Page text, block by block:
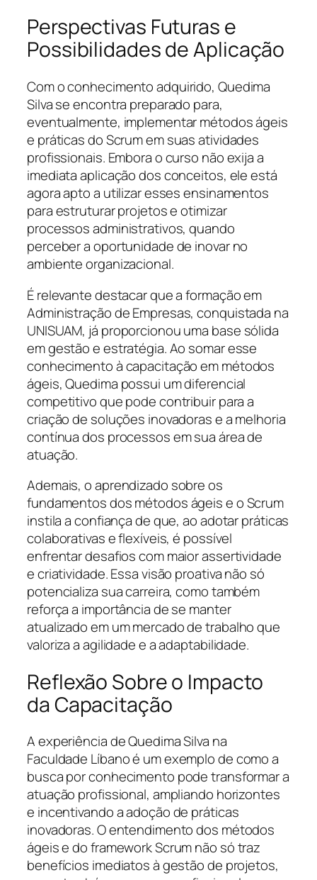
Perspectivas Futuras e
Possibilidades de Aplicação
Com o conhecimento adquirido, Quedima
Silva se encontra preparado para,
eventualmente, implementar métodos ágeis
e práticas do Scrum em suas atividades
profissionais. Embora o curso não exija a
imediata aplicação dos conceitos, ele está
agora apto a utilizar esses ensinamentos
para estruturar projetos e otimizar
processos administrativos, quando
perceber a oportunidade de inovar no
ambiente organizacional.
É relevante destacar que a formação em
Administração de Empresas, conquistada na
UNISUAM, já proporcionou uma base sólida
em gestão e estratégia. Ao somar esse
conhecimento à capacitação em métodos
ágeis, Quedima possui um diferencial
competitivo que pode contribuir para a
criação de soluções inovadoras e a melhoria
contínua dos processos em sua área de
atuação.
Ademais, o aprendizado sobre os
fundamentos dos métodos ágeis e o Scrum
instila a confiança de que, ao adotar práticas
colaborativas e flexíveis, é possível
enfrentar desafios com maior assertividade
e criatividade. Essa visão proativa não só
potencializa sua carreira, como também
reforça a importância de se manter
atualizado em um mercado de trabalho que
valoriza a agilidade e a adaptabilidade.
Reflexão Sobre o Impacto
da Capacitação
A experiência de Quedima Silva na
Faculdade Líbano é um exemplo de como a
busca por conhecimento pode transformar a
atuação profissional, ampliando horizontes
e incentivando a adoção de práticas
inovadoras. O entendimento dos métodos
ágeis e do framework Scrum não só traz
benefícios imediatos à gestão de projetos,